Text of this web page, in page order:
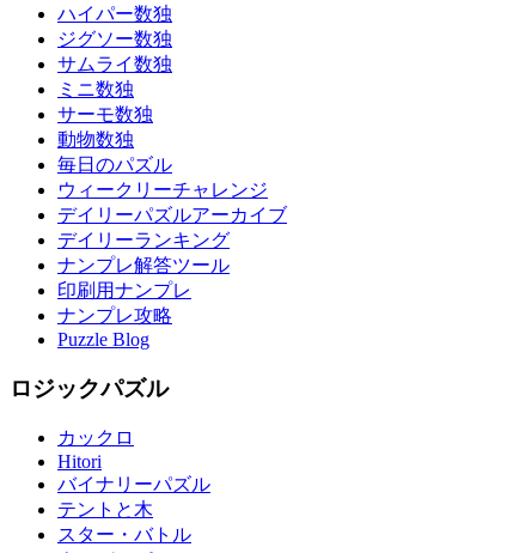
ハイパー数独
ジグソー数独
サムライ数独
ミニ数独
サーモ数独
動物数独
毎日のパズル
ウィークリーチャレンジ
デイリーパズルアーカイブ
デイリーランキング
ナンプレ解答ツール
印刷用ナンプレ
ナンプレ攻略
Puzzle Blog
ロジックパズル
カックロ
Hitori
バイナリーパズル
テントと木
スター・バトル